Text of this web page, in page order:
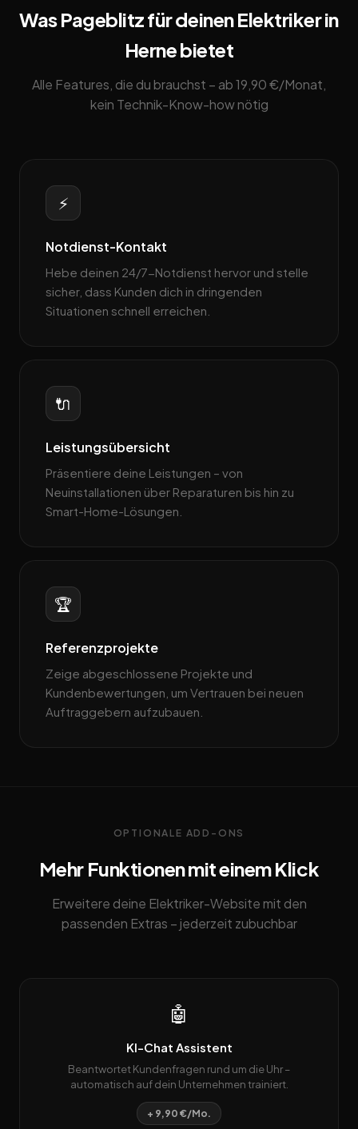
Was Pageblitz für deinen Elektriker in
Herne bietet
Alle Features, die du brauchst – ab 19,90 €/Monat,
kein Technik-Know-how nötig
⚡
Notdienst-Kontakt
Hebe deinen 24/7-Notdienst hervor und stelle
sicher, dass Kunden dich in dringenden
Situationen schnell erreichen.
🔌
Leistungsübersicht
Präsentiere deine Leistungen – von
Neuinstallationen über Reparaturen bis hin zu
Smart-Home-Lösungen.
🏆
Referenzprojekte
Zeige abgeschlossene Projekte und
Kundenbewertungen, um Vertrauen bei neuen
Auftraggebern aufzubauen.
OPTIONALE ADD-ONS
Mehr Funktionen mit einem Klick
Erweitere deine Elektriker-Website mit den
passenden Extras – jederzeit zubuchbar
🤖
KI-Chat Assistent
Beantwortet Kundenfragen rund um die Uhr –
automatisch auf dein Unternehmen trainiert.
+ 9,90 €/Mo.